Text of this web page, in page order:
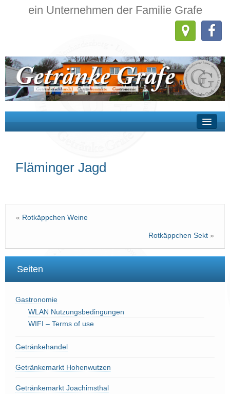
ein Unternehmen der Familie Grafe
Getränkehandel
Fläminger Jagd
« Rotkäppchen Weine
Rotkäppchen Sekt »
Seiten
Gastronomie
WLAN Nutzungsbedingungen
WIFI – Terms of use
Getränkehandel
Getränkemarkt Hohenwutzen
Getränkemarkt Joachimsthal